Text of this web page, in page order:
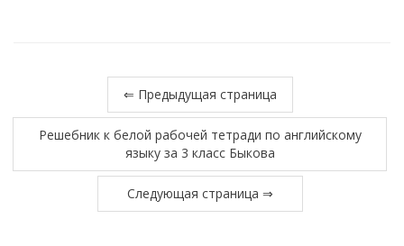
⇐ Предыдущая страница
Решебник к белой рабочей тетради по английскому
языку за 3 класс Быкова
Следующая страница ⇒